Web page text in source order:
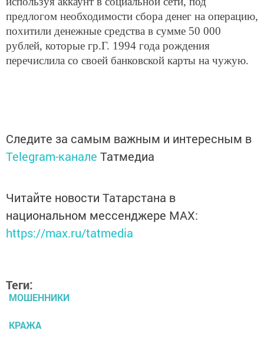
предлогом необходимости сбора денег на операцию,
похитили денежные средства в сумме 50 000
рублей, которые гр.Г. 1994 года рождения
перечислила со своей банковской карты на чужую.
Следите за самым важным и интересным в
Telegram-канале Татмедиа
Читайте новости Татарстана в
национальном мессенджере MАХ:
https://max.ru/tatmedia
Теги:
МОШЕННИКИ
КРАЖА